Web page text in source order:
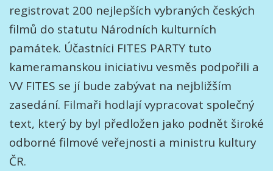
registrovat 200 nejlepších vybraných českých
filmů do statutu Národních kulturních
památek. Účastníci FITES PARTY tuto
kameramanskou iniciativu vesměs podpořili a
VV FITES se jí bude zabývat na nejbližším
zasedání. Filmaři hodlají vypracovat společný
text, který by byl předložen jako podnět široké
odborné filmové veřejnosti a ministru kultury
ČR.